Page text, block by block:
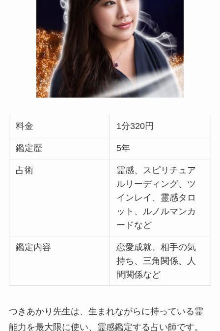
料金 1分320円
鑑定歴 5年
占術
霊感、スピリチュア
ルリーディング、ツ
インレイ、霊感タロ
ット、ルノルマンカ
ードなど
鑑定内容
恋愛成就、相手の気
持ち、三角関係、人
間関係など
つきあかり先生は、生まれながらに持っている霊
能力を最大限に使い、霊感鑑定する占い師です。